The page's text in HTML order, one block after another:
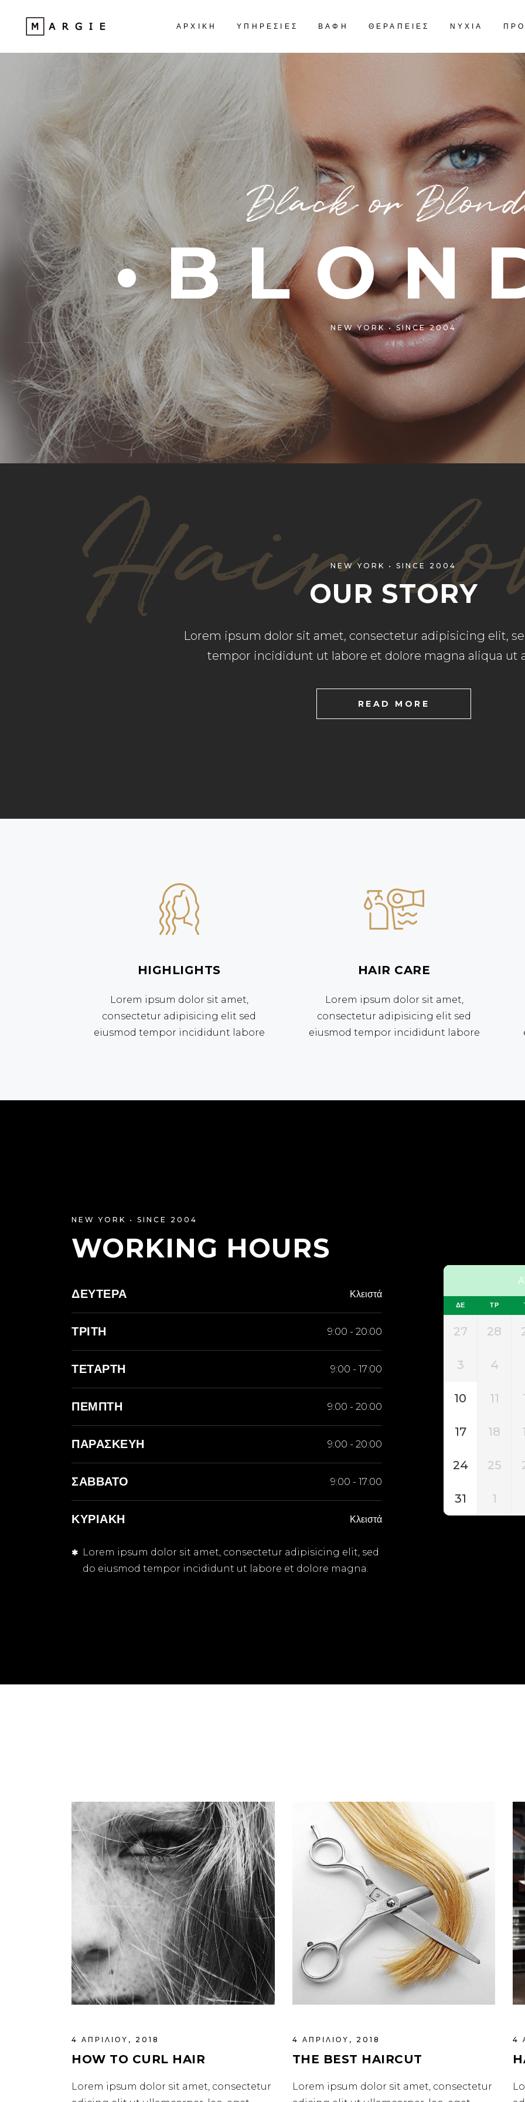
ΑΡΧΙΚΗ ΥΠΗΡΕΣΙΕΣ ΒΑΦΗ ΘΕΡΑΠΕΙΕΣ ΝΥΧΙΑ
Black or
Hair NEW YORK • SINCE 2004
OUR STORY
Lorem ipsum dolor sit amet, consectetur adipisicing elit,
tempor incididunt ut labore et dolore magna aliqua ut
READ MORE
HIGHLIGHTS
Lorem ipsum dolor sit amet,
consectetur adipisicing elit sed
eiusmod tempor incididunt labore
HAIR CARE
Lorem ipsum dolor sit amet,
consectetur adipisicing elit sed
eiusmod tempor incididunt labore
NEW YORK • SINCE 2004
WORKING HOURS
ΔΕΥΤΈΡΑ Κλειστά
ΤΡΊΤΗ 9:00 - 20:00
ΤΕΤΆΡΤΗ 9:00 - 17:00
ΠΈΜΠΤΗ 9:00 - 20:00
ΠΑΡΑΣΚΕΥΉ 9:00 - 20:00
ΣΆΒΒΑΤΟ 9:00 - 17:00
ΚΥΡΙΑΚΉ Κλειστά
Lorem ipsum dolor sit amet, consectetur adipisicing elit, sed
do eiusmod tempor incididunt ut labore et dolore magna.
ΔΕ ΤΡ
27 28
3 4
10 11
17 18
24 25
31 1
4 ΑΠΡΙΛΊΟΥ, 2018
HOW TO CURL HAIR
Lorem ipsum dolor sit amet, consectetur
4 ΑΠΡΙΛΊΟΥ, 2018
THE BEST HAIRCUT
Lorem ipsum dolor sit amet, consectetur
4